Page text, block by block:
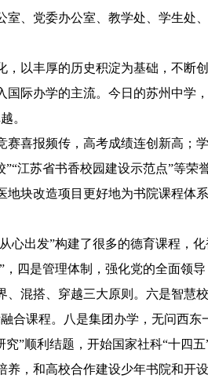
党委办公室、教学处、学生处、
丰厚的历史积淀为基础，不断
际办学的主流。今日的苏州中学
。
报频传，高考成绩连创新高；学
江苏省书香校园建设示范点”等荣
改造项目更好地为书院课程体
出发”构建了很多的德育课程，
四是管理体制，强化党的全面领
混搭、穿越三大原则。六是智慧
合课程。八是集团办学，无问西
”顺利结题，开始国家社科“十四
，和高校合作建设少年书院和开